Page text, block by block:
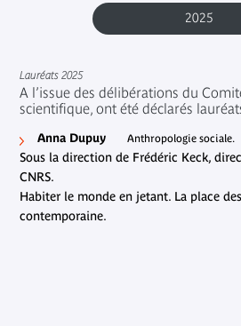
2025
Lauréats 2025
A l’issue des délibérations du
scientifique, ont été déclarés
Anna Dupuy Anthropologie sociale.
Sous la direction de Frédéric Keck,
CNRS.
Habiter le monde en jetant. La place
contemporaine.